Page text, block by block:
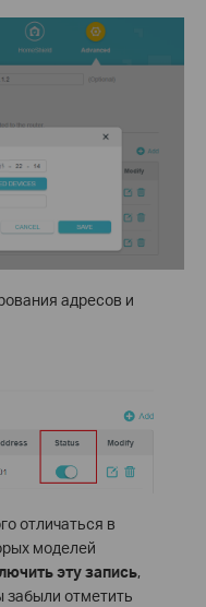
адресов и
отличаться в
моделей
эту запись,
забыли отметить